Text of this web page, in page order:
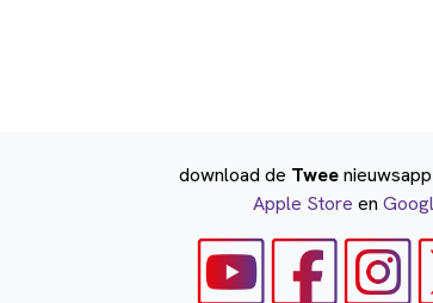
download de Twee
Apple Store en